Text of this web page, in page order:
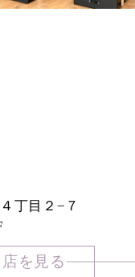
丁目２−７
を見る